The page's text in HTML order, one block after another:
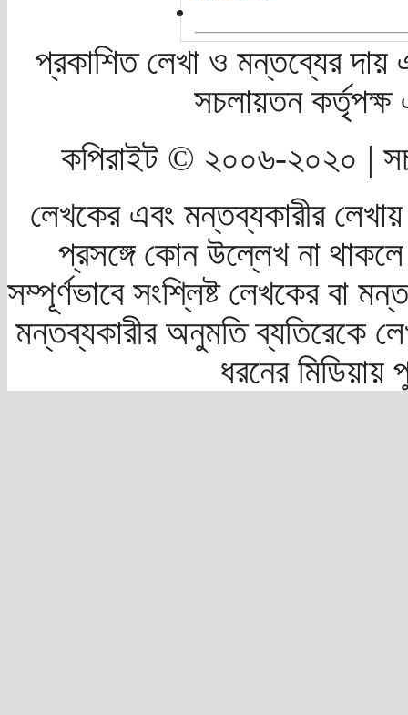
প্রকাশিত লেখা ও মন্তব্যের দায়
সচলায়তন
কপিরাইট © ২০০৬-২০২০ |
লেখকের এবং মন্তব্যকারীর
প্রসঙ্গে কোন উল্লেখ না
সম্পূর্ণভাবে সংশ্লিষ্ট লেখকের বা
মন্তব্যকারীর অনুমতি ব্যতিরেকে
ধরনের মিডিয়ায়